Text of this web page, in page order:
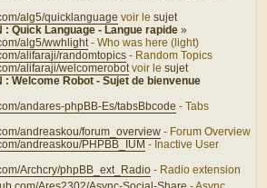
alg5/quicklanguage voir lesujet
: Quick Language - Langue rapide»
alg5/wwhlight - Who was here (light)
alifaraji/randomtopics - Random Topics
alifaraji/welcomerobot voir lesujet
: Welcome Robot - Sujet de bienvenue
andares-phpBB-Es/tabsBbcode - Tabs
andreaskou/forum_overview - Forum Overview
andreaskou/PHPBB_IUM - Inactive User
Archcry/phpBB_ext_Radio - Radio extension